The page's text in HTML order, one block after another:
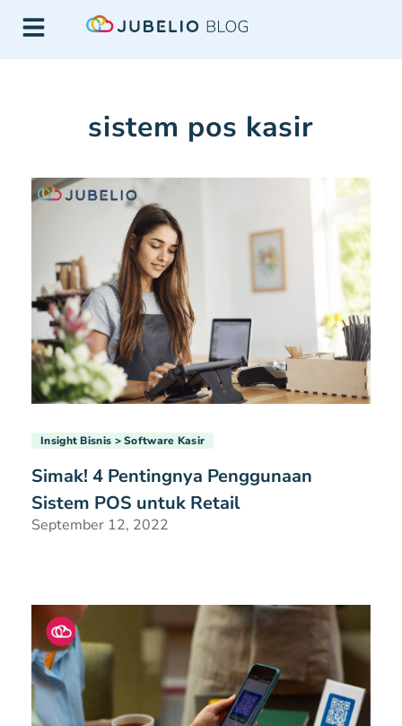
sistem pos kasir
Insight Bisnis Software Kasir
Simak! 4 Pentingnya Penggunaan
Sistem POS untuk Retail
September 12, 2022